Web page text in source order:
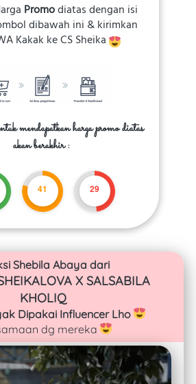
Promo diatas dengan isi
dibawah ini & kirimkan
Kakak ke CS Sheika
mendapatkan harga promo diatas
akan berakhir :
41 26
Shebila Abaya dari
X SALSABILA
KHOLIQ
Dipakai Influencer Lho
dg mereka